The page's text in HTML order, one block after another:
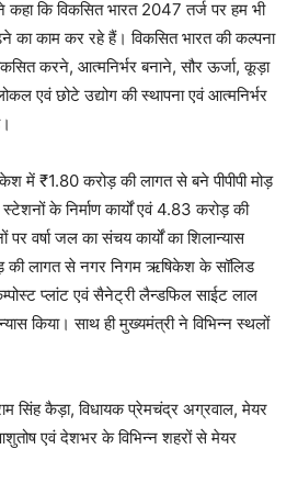
कहा कि विकसित भारत 2047 तर्ज पर हम भी
का काम कर रहे हैं। विकसित भारत की कल्पना
करने, आत्मनिर्भर बनाने, सौर ऊर्जा, कूड़ा
एवं छोटे उद्योग की स्थापना एवं आत्मनिर्भर
में ₹1.80 करोड़ की लागत से बने पीपीपी मोड़
स्टेशनों के निर्माण कार्यों एवं 4.83 करोड़ की
वर्षा जल का संचय कार्यों का शिलान्यास
की लागत से नगर निगम ऋषिकेश के सॉलिड
प्लांट एवं सैनेट्री लैन्डफिल साईट लाल
किया। साथ ही मुख्यमंत्री ने विभिन्न स्थलों
सिंह कैड़ा, विधायक प्रेमचंद्र अग्रवाल, मेयर
एवं देशभर के विभिन्न शहरों से मेयर